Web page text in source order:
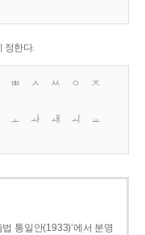
정한다.
ㅃ ㅅ ㅆ ㅇ
ㅈ
ㅗ ㅘ ㅙ ㅚ
ㅛ
통일안(1933)’에서 분명